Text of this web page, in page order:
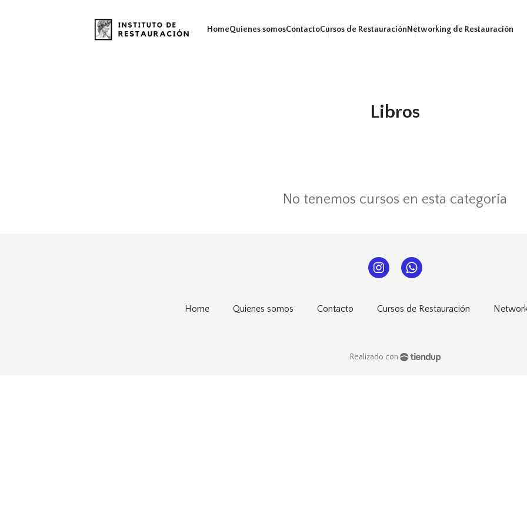
HomeQuienes somosContactoCursos de RestauraciónNetworking de Restauración
Libros
No tenemos cursos en esta categoría
Home Quienes somos Contacto Cursos de Restauración
Realizado con